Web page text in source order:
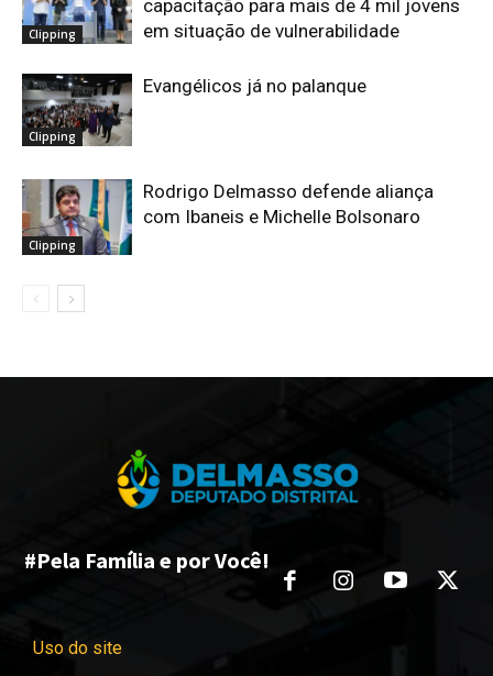
Clipping
capacitação para mais de 4 mil jovens
em situação de vulnerabilidade
Clipping
Evangélicos já no palanque
Clipping
Rodrigo Delmasso defende aliança
com Ibaneis e Michelle Bolsonaro
#Pela Família e por Você!
Uso do site